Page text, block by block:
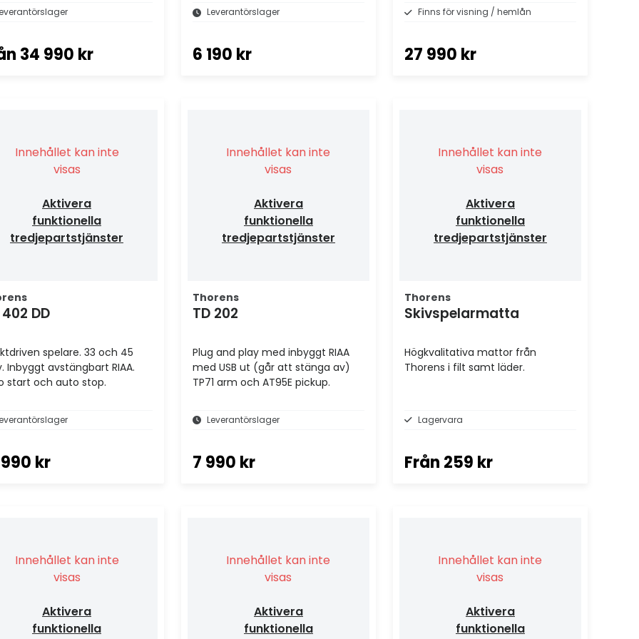
34 990 kr
Leverantörslager
6 190 kr
Finns för visning / hemlån
27 990 kr
Innehållet kan inte
visas
Aktivera
funktionella
tredjepartstjänster
DD
spelare. 33 och 45
Inbyggt avstängbart RIAA.
start och auto stop.
990 kr
Innehållet kan inte
visas
Aktivera
funktionella
tredjepartstjänster
Thorens
TD 202
Plug and play med inbyggt RIAA
med USB ut (går att stänga av)
TP71 arm och AT95E pickup.
Leverantörslager
7 990 kr
Innehållet kan inte
visas
Aktivera
funktionella
tredjepartstjänster
Thorens
Skivspelarmatta
Högkvalitativa mattor från
Thorens i filt samt läder.
Lagervara
Från 259 kr
Innehållet kan inte
visas
Aktivera
funktionella
Innehållet kan inte
visas
Aktivera
funktionella
Innehållet kan inte
visas
Aktivera
funktionella